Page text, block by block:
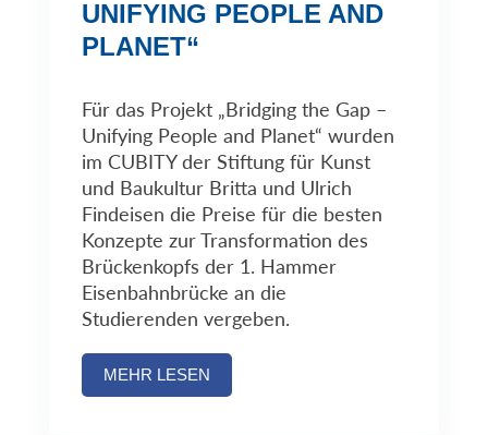
UNIFYING PEOPLE AND
PLANET“
Für das Projekt „Bridging the Gap –
Unifying People and Planet“ wurden
im CUBITY der Stiftung für Kunst
und Baukultur Britta und Ulrich
Findeisen die Preise für die besten
Konzepte zur Transformation des
Brückenkopfs der 1. Hammer
Eisenbahnbrücke an die
Studierenden vergeben.
MEHR LESEN